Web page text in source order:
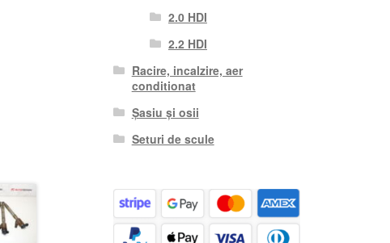
2.0 HDI
2.2 HDI
Racire, incalzire, aer
conditionat
Șasiu și osii
Seturi de scule